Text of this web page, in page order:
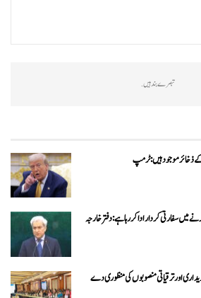
تبصرے بند ہیں.
ذخائر موجود ہیں: ٹرمپ
سفارتی کردار ادا کررہا ہے: دفتر خارجہ
اور ترقیاتی منصوبوں کی منظوری دے